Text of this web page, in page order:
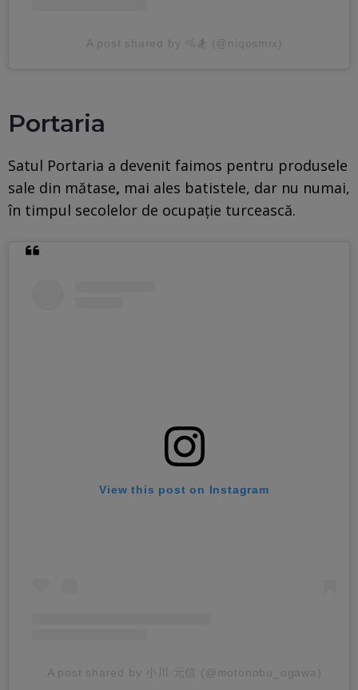
A post shared by 🚵🏂 (@niqosmix)
Portaria
Satul Portaria a devenit faimos pentru produsele
sale din mătase, mai ales batistele, dar nu numai,
în timpul secolelor de ocupație turcească.
View this post on Instagram
A post shared by 小川 元信 (@motonobu_ogawa)